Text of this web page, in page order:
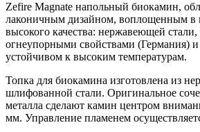
Zefire Magnate напольный биокамин,
лаконичным дизайном, воплощенным в
высокого качества: нержавеющей
огнеупорными свойствами (Германия) и
устойчивом к высоким температурам.
Топка для биокамина изготовлена из
шлифованной стали. Оригинальное
металла сделают камин центром
мм. Управление пламенем